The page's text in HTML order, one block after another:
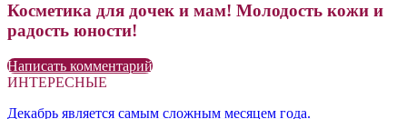
Косметика для дочек и мам! Молодость кожи и
радость юности!
Написать комментарий
ИНТЕРЕСНЫЕ
Декабрь является самым сложным месяцем года.